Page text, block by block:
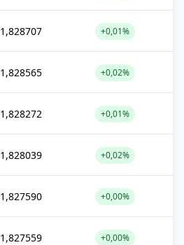
1,828707 +0,01%
1,828565 +0,02%
1,828272 +0,01%
1,828039 +0,02%
1,827590 +0,00%
1,827559 +0,00%